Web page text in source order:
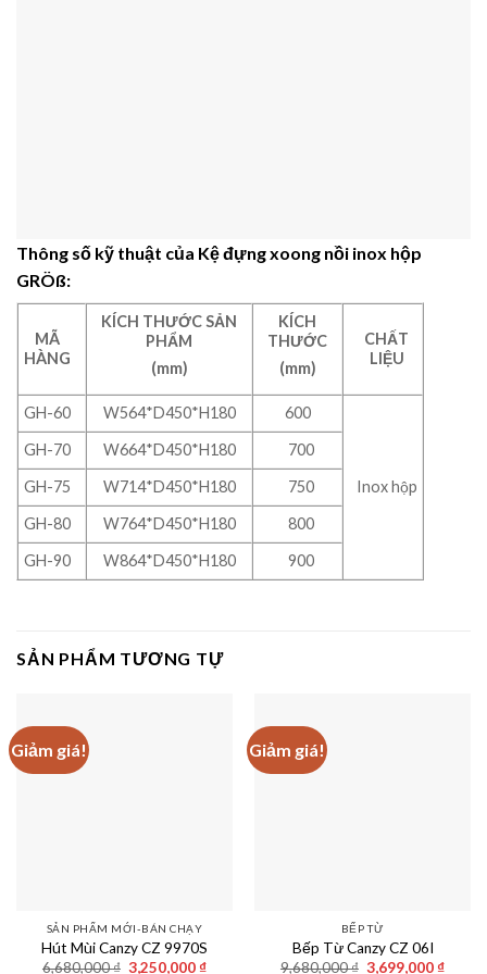
Thông số kỹ thuật của Kệ đựng xoong nồi inox hộp
GRÖß:
MÃ
HÀNG
KÍCH THƯỚC SẢN
PHẨM
(mm)
KÍCH
THƯỚC
(mm)
CHẤT
LIỆU
GH-60 W564*D450*H180 600
Inox hộp
GH-70 W664*D450*H180
700
GH-75
W714*D450*H180
750
GH-80
W764*D450*H180
800
GH-90
W864*D450*H180 900
SẢN PHẨM TƯƠNG TỰ
Giảm giá!
SẢN PHẨM MỚI-BÁN CHẠY
Hút Mùi Canzy CZ 9970S
6,680,000₫ Giá
3,250,000 ₫Giá
Giảm giá!
BẾP TỪ
Bếp Từ Canzy CZ 06I
9,680,000₫ Giá
3,699,000 ₫Giá